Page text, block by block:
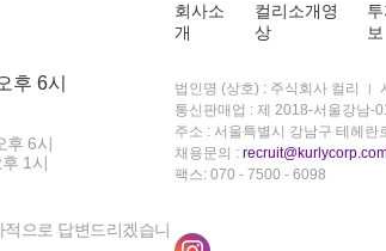
후 6시
후 6시
1시
으로 답변드리겠습니
회사소
개
컬리소개영
상
보
법인명 (상호) : 주식회사 컬리
통신판매업 : 제 2018-서울강남-
주소 : 서울특별시 강남구 테헤란
채용문의 :
팩스: 070 - 7500 - 6098